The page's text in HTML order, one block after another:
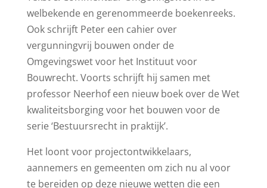
welbekende en gerenommeerde boekenreeks.
Ook schrijft Peter een cahier over
vergunningvrij bouwen onder de
Omgevingswet voor het Instituut voor
Bouwrecht. Voorts schrijft hij samen met
professor Neerhof een nieuw boek over de Wet
kwaliteitsborging voor het bouwen voor de
serie ‘Bestuursrecht in praktijk’.
Het loont voor projectontwikkelaars,
aannemers en gemeenten om zich nu al voor
te bereiden op deze nieuwe wetten die een